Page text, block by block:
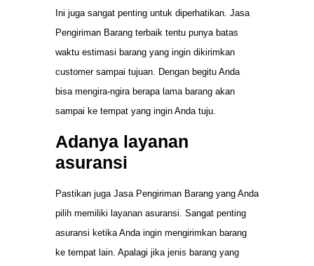
Ini juga sangat penting untuk diperhatikan. Jasa
Pengiriman Barang terbaik tentu punya batas
waktu estimasi barang yang ingin dikirimkan
customer sampai tujuan. Dengan begitu Anda
bisa mengira-ngira berapa lama barang akan
sampai ke tempat yang ingin Anda tuju.
Adanya layanan
asuransi
Pastikan juga Jasa Pengiriman Barang yang Anda
pilih memiliki layanan asuransi. Sangat penting
asuransi ketika Anda ingin mengirimkan barang
ke tempat lain. Apalagi jika jenis barang yang